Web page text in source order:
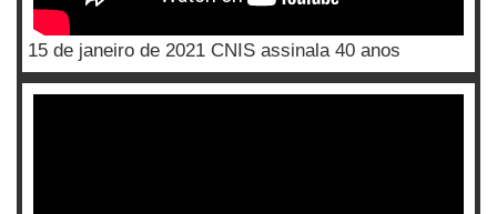
15 de janeiro de 2021 CNIS assinala 40 anos